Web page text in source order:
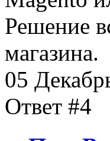
Решение
магазина.
05
Ответ #4